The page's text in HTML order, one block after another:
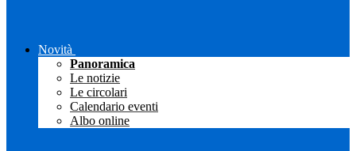
Novità
Panoramica
Le notizie
Le circolari
Calendario eventi
Albo online